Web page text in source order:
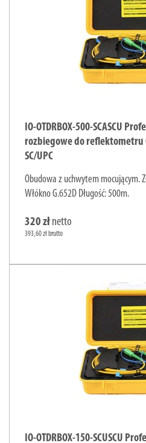
IO-OTDRBOX-500-SCASCU
rozbiegowe do reflektometru
SC/UPC
Obudowa z uchwytem mocującym.
Włókno G.652D Długość: 500m.
320 zł netto
393,60 zł brutto
IO-OTDRBOX-150-SCUSCU